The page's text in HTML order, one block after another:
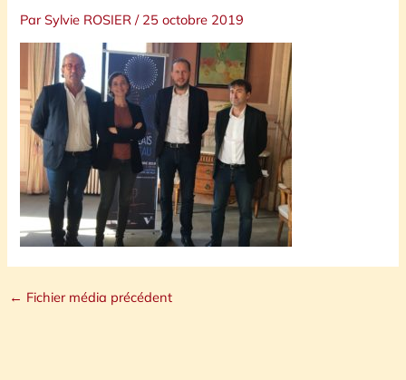
ParSylvie ROSIER/ 25 octobre 2019
← Fichier média précédent